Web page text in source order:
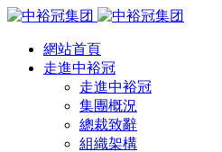
網站首頁
走進中裕冠
走進中裕冠
集團概況
總裁致辭
組織架構